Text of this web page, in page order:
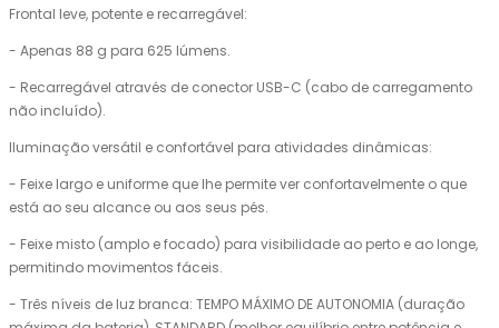
Frontal leve, potente e recarregável:
- Apenas 88 g para 625 lúmens.
- Recarregável através de conector USB-C (cabo de carregamento
não incluído).
Iluminação versátil e confortável para atividades dinâmicas:
- Feixe largo e uniforme que lhe permite ver confortavelmente o que
está ao seu alcance ou aos seus pés.
- Feixe misto (amplo e focado) para visibilidade ao perto e ao longe,
permitindo movimentos fáceis.
- Três níveis de luz branca: TEMPO MÁXIMO DE AUTONOMIA (duração